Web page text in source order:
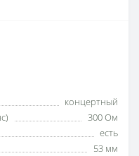
концертный
300 Ом
есть
53 мм